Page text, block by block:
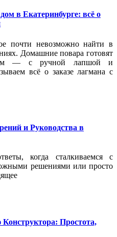
в Екатеринбурге: всё о
почти невозможно найти в
Домашние повара готовят
— с ручной лапшой и
всё о заказе лагмана с
и Руководства в
когда сталкиваемся с
решениями или просто
Простота,